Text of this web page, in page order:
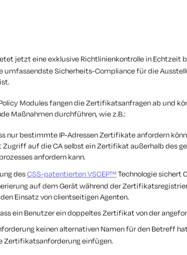
jetzt eine exklusive Richtlinienkontrolle in Echtzeit
umfassendste Sicherheits-Compliance für die
Modules fangen die Zertifikatsanfragen ab und
Maßnahmen durchführen, wie z.B.:
nur bestimmte IP-Adressen Zertifikate anfordern
auf die CA selbst ein Zertifikat außerhalb des
anfordern kann.
desCSS-patentierten VSCEP™ Technologie sichert
auf dem Gerät während der
Einsatz von clientseitigen Agenten.
ein Benutzer ein doppeltes Zertifikat von der
keinen alternativen Namen für den Betreff
Zertifikatsanforderung einfügen.